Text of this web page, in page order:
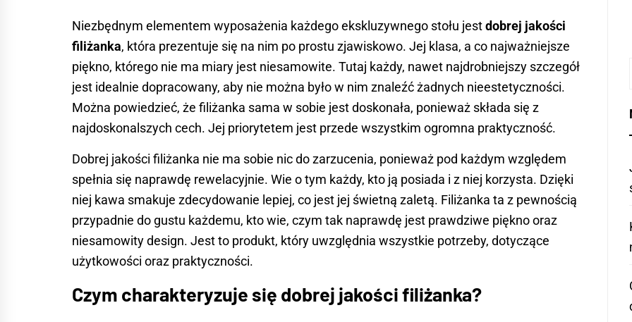
Niezbędnym elementem wyposażenia każdego ekskluzywnego stołu jestdobrej jakości
filiżanka, która prezentuje się na nim po prostu zjawiskowo. Jej klasa, a co najważniejsze
piękno, którego nie ma miary jest niesamowite. Tutaj każdy, nawet najdrobniejszy szczegół
jest idealnie dopracowany, aby nie można było w nim znaleźć żadnych nieestetyczności.
Można powiedzieć, że filiżanka sama w sobie jest doskonała, ponieważ składa się z
najdoskonalszych cech. Jej priorytetem jest przede wszystkim ogromna praktyczność.
Dobrej jakości filiżanka nie ma sobie nic do zarzucenia, ponieważ pod każdym względem
spełnia się naprawdę rewelacyjnie. Wie o tym każdy, kto ją posiada i z niej korzysta. Dzięki
niej kawa smakuje zdecydowanie lepiej, co jest jej świetną zaletą. Filiżanka ta z pewnością
przypadnie do gustu każdemu, kto wie, czym tak naprawdę jest prawdziwe piękno oraz
niesamowity design. Jest to produkt, który uwzględnia wszystkie potrzeby, dotyczące
użytkowości oraz praktyczności.
Czym charakteryzuje się dobrej jakości filiżanka?